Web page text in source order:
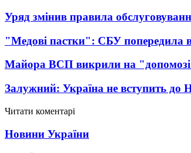
Уряд змінив правила
"Медові пастки": СБУ попередила
Майора ВСП викрили на
Залужний: Україна не вступить до
Читати коментарі
Новини України